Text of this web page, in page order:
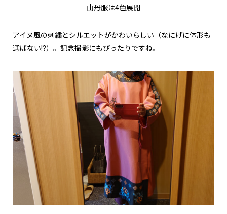
山丹服は4色展開
アイヌ風の刺繍とシルエットがかわいらしい（なにげに体形も
選ばない!?）。記念撮影にもぴったりですね。